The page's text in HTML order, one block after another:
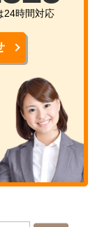
24時間対応